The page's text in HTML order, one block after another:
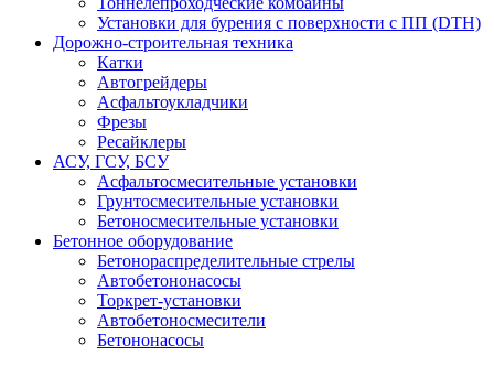
Установки для бурения с поверхности с ПП (DTH)
Дорожно-строительная техника
Катки
Автогрейдеры
Асфальтоукладчики
Фрезы
Ресайклеры
АСУ, ГСУ, БСУ
Асфальтосмесительные установки
Грунтосмесительные установки
Бетоносмесительные установки
Бетонное оборудование
Бетонораспределительные стрелы
Автобетононасосы
Торкрет-установки
Автобетоносмесители
Бетононасосы